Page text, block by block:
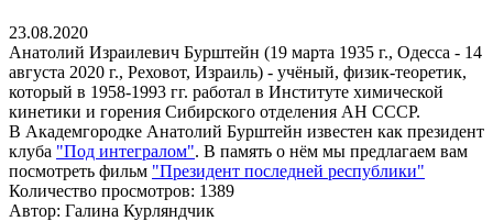
23.08.2020
Анатолий Израилевич Бурштейн (19 марта 1935 г., Одесса - 14
августа 2020 г., Реховот, Израиль) - учёный, физик-теоретик,
который в 1958-1993 гг. работал в Институте химической
кинетики и горения Сибирского отделения АН СССР.
В Академгородке Анатолий Бурштейн известен как президент
клуба "Под интегралом". В память о нём мы предлагаем вам
посмотреть фильм "Президент последней республики"
Количество просмотров: 1389
Автор: Галина Курляндчик